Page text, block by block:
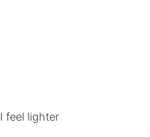
feel lighter